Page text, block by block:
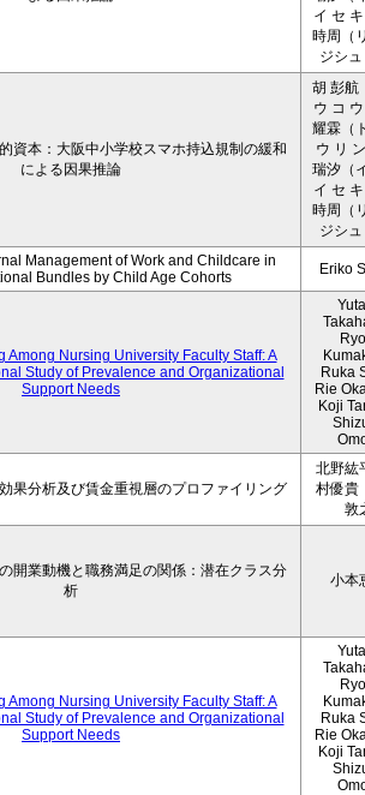
イ セ
時周（
ジシ
資本：大阪中小学校スマホ持込規制の緩和
による因果推論
胡 彭航
ウ コ
耀霖（
ウ リ
瑞汐（
イ セ
時周（
ジシ
Management of Work and Childcare in
Bundles by Child Age Cohorts
Eriko
Among Nursing University Faculty Staff: A
Study of Prevalence and Organizational
Support Needs
Ruka
Rie
Koji
果分析及び賃金重視層のプロファイリング
北野紘
村優貴
敦
開業動機と職務満足の関係：潜在クラス分
析
小本
Among Nursing University Faculty Staff: A
Study of Prevalence and Organizational
Support Needs
Ruka
Rie
Koji